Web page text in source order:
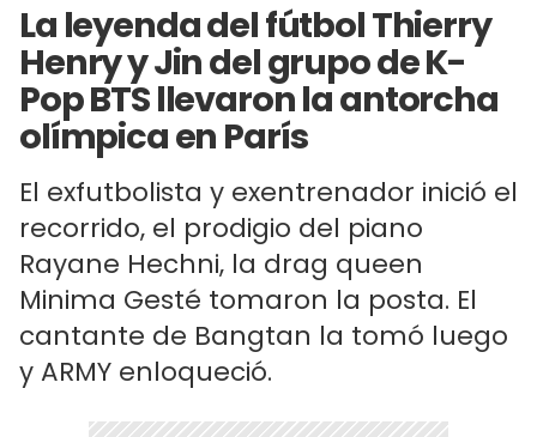
La leyenda del fútbol Thierry
Henry y Jin del grupo de K-
Pop BTS llevaron la antorcha
olímpica en París
El exfutbolista y exentrenador inició el
recorrido, el prodigio del piano
Rayane Hechni, la drag queen
Minima Gesté tomaron la posta. El
cantante de Bangtan la tomó luego
y ARMY enloqueció.